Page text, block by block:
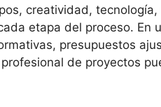
creatividad,
etapa del proceso. En
presupuestos
de proyectos